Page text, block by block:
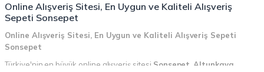
Online Alışveriş Sitesi, En Uygun ve Kaliteli Alışveriş
Sepeti Sonsepet
Online Alışveriş Sitesi, En Uygun ve Kaliteli Alışveriş Sepeti
Sonsepet
Türkiye'nin en büyük online alışveriş sitesi Sonsepet Altunkaya